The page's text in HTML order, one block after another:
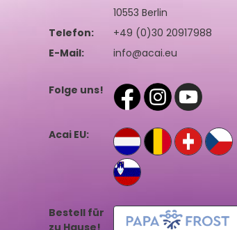
10553 Berlin
Telefon:
+49 (0)30 20917988
E-Mail:
info@acai.eu
Folge uns!
Acai EU:
Bestell für